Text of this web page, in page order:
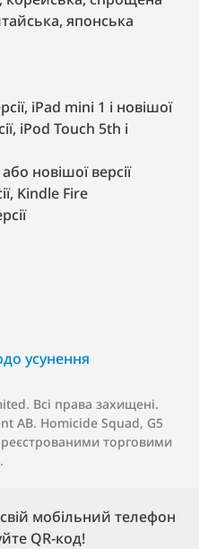
японська
iPad mini 1 і новішої
iPod Touch 5th і
новішої версії
Kindle Fire
усунення
Всі права захищені.
AB. Homicide Squad, G5
торговими
мобільний телефон
QR‑код!